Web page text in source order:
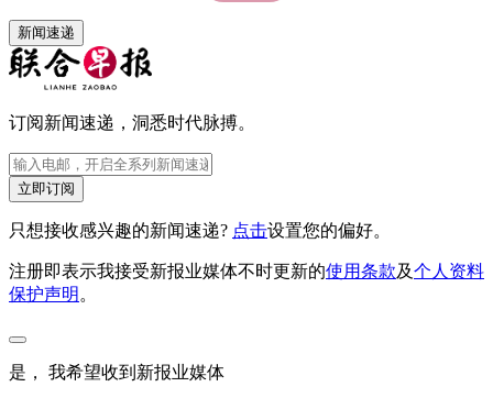
新闻速递
订阅新闻速递，洞悉时代脉搏。
立即订阅
只想接收感兴趣的新闻速递? 点击设置您的偏好。
注册即表示我接受新报业媒体不时更新的使用条款及个人资料
保护声明 。
是， 我希望收到新报业媒体